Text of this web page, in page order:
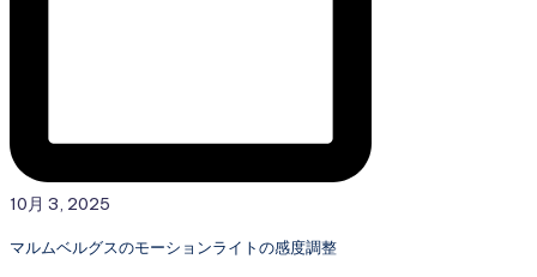
10月 3, 2025
マルムベルグスのモーションライトの感度調整